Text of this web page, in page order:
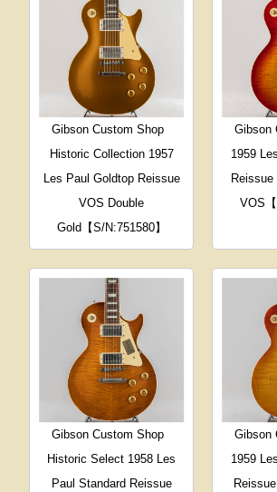
Gibson Custom Shop
Historic Collection 1957
Les Paul Goldtop Reissue
VOS Double
Gold【S/N:751580】
Gibson
1959
VOS【
Gibson Custom Shop
Historic Select 1958 Les
Paul Standard Reissue
Gibson
1959